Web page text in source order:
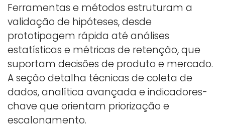
Ferramentas e métodos estruturam a
validação de hipóteses, desde
prototipagem rápida até análises
estatísticas e métricas de retenção, que
suportam decisões de produto e mercado.
A seção detalha técnicas de coleta de
dados, analítica avançada e indicadores-
chave que orientam priorização e
escalonamento.